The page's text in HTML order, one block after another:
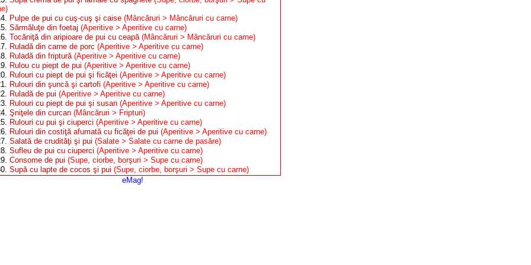
Pulpe de pui cu cuş-cuş şi caise (Mâncăruri > Mâncăruri cu carne)
Sărmăluţe din foetaj (Aperitive > Aperitive cu carne)
Tocăniţă din aripioare de pui cu ceapă (Mâncăruri > Mâncăruri cu carne)
Ruladă din carne de porc (Aperitive > Aperitive cu carne)
Ruladă din friptură (Aperitive > Aperitive cu carne)
Rulou cu piept de pui (Aperitive > Aperitive cu carne)
Rulouri cu piept de pui şi ficăţei (Aperitive > Aperitive cu carne)
Rulouri din şuncă şi cartofi (Aperitive > Aperitive cu carne)
Ruladă de pui (Aperitive > Aperitive cu carne)
Rulouri cu piept de pui şi susan (Aperitive > Aperitive cu carne)
Şniţele din curcan (Mâncăruri > Fripturi)
Rulouri cu pui şi ciuperci (Aperitive > Aperitive cu carne)
Rulouri din costiţă afumată cu ficăţei de pui (Aperitive > Aperitive cu carne)
Salată de crudităţi şi pui (Salate > Salate cu carne de pasăre)
Sufleu de pui cu ciuperci (Aperitive > Aperitive cu carne)
Consome de pui (Supe, ciorbe, borşuri > Supe cu carne)
Supă cu lapte de cocos şi pui (Supe, ciorbe, borşuri > Supe cu carne)
eMag!